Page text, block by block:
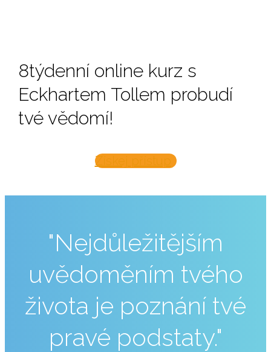
8týdenní online kurz s
Eckhartem Tollem probudí
tvé vědomí!
Získej přístup
"Nejdůležitějším
uvědoměním tvého
života je poznání tvé
pravé podstaty."